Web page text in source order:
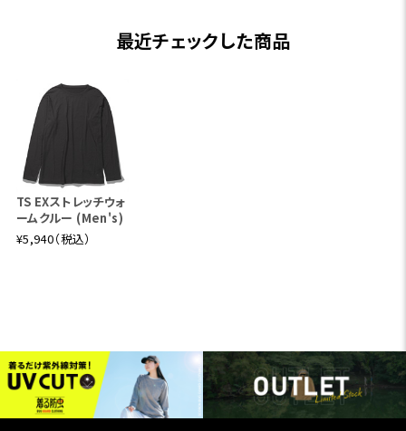
最近チェックした商品
TS EXストレッチウォ
ームクルー (Men's)
¥5,940（税込）